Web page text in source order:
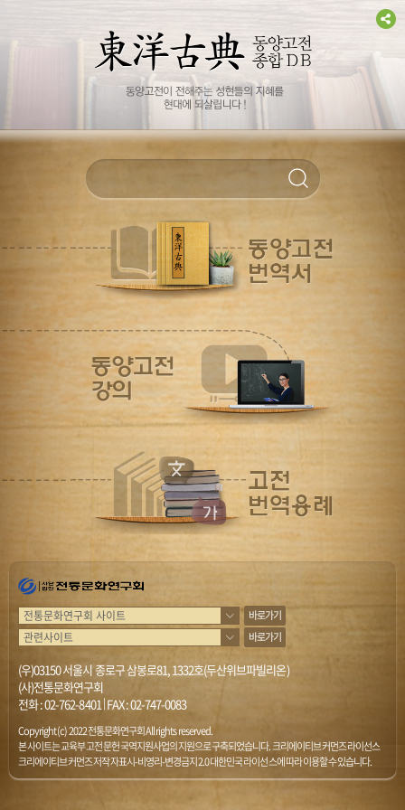
바로가기
바로가기
(우)03150 서울시 종로구 삼봉로81, 1332호(두산위브파빌리온)
(사)전통문화연구회
전화 :02-762-8401|FAX : 02-747-0083
Copyright (c) 2022 전통문화연구회 All rights reserved.
본 사이트는 교육부 고전문헌 국역지원사업의 지원으로 구축되었습니다. 크리에이티브 커먼즈 라이선스
크리에이티브 커먼즈 저작자표시-비영리-변경금지 2.0 대한민국 라이선스에 따라 이용할 수 있습니다.